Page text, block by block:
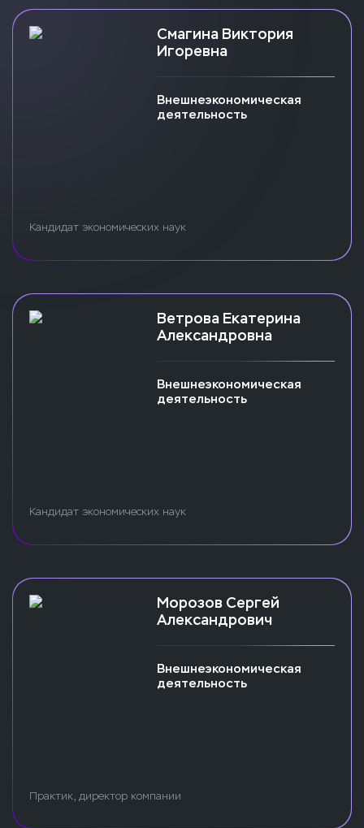
Смагина Виктория
Игоревна
Внешнеэкономическая
деятельность
Кандидат экономических наук
Ветрова Екатерина
Александровна
Внешнеэкономическая
деятельность
Кандидат экономических наук
Морозов Сергей
Александрович
Внешнеэкономическая
деятельность
Практик, директор компании